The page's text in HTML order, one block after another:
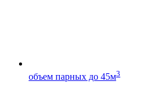
объем парных до 45м3